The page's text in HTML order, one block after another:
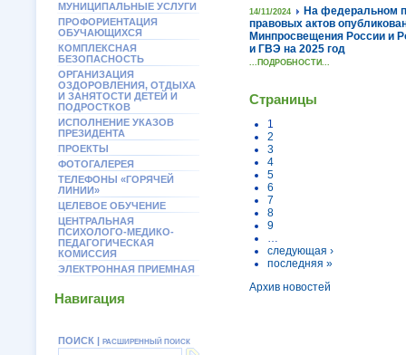
МУНИЦИПАЛЬНЫЕ УСЛУГИ
ПРОФОРИЕНТАЦИЯ
ОБУЧАЮЩИХСЯ
КОМПЛЕКСНАЯ
БЕЗОПАСНОСТЬ
ОРГАНИЗАЦИЯ
ОЗДОРОВЛЕНИЯ, ОТДЫХА
И ЗАНЯТОСТИ ДЕТЕЙ И
ПОДРОСТКОВ
ИСПОЛНЕНИЕ УКАЗОВ
ПРЕЗИДЕНТА
ПРОЕКТЫ
ФОТОГАЛЕРЕЯ
ТЕЛЕФОНЫ «ГОРЯЧЕЙ
ЛИНИИ»
ЦЕЛЕВОЕ ОБУЧЕНИЕ
ЦЕНТРАЛЬНАЯ
ПСИХОЛОГО-МЕДИКО-
ПЕДАГОГИЧЕСКАЯ
КОМИССИЯ
ЭЛЕКТРОННАЯ ПРИЕМНАЯ
Навигация
ПОИСК | РАСШИРЕННЫЙ ПОИСК
14/11/2024
На федеральном
правовых актов
Минпросвещения России и
и ГВЭ на 2025 год
...ПОДРОБНОСТИ...
Страницы
1
2
3
4
5
6
7
8
9
…
следующая ›
последняя »
Архив новостей